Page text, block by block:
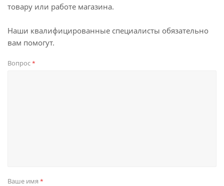
товару или работе магазина.
Наши квалифицированные специалисты обязательно
вам помогут.
Вопрос*
Ваше имя *